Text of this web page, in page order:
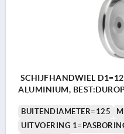
SCHIJFHANDWIEL
ALUMINIUM,
BUITENDIAMETER=125
UITVOERING